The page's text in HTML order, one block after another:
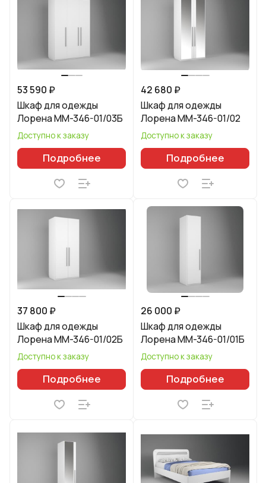
53 590 ₽
Шкаф для одежды
Лорена ММ-346-01/03Б
Доступно к заказу
Подробнее
42 680 ₽
Шкаф для одежды
Лорена ММ-346-01/02
Доступно к заказу
Подробнее
37 800 ₽
Шкаф для одежды
Лорена ММ-346-01/02Б
Доступно к заказу
Подробнее
26 000 ₽
Шкаф для одежды
Лорена ММ-346-01/01Б
Доступно к заказу
Подробнее